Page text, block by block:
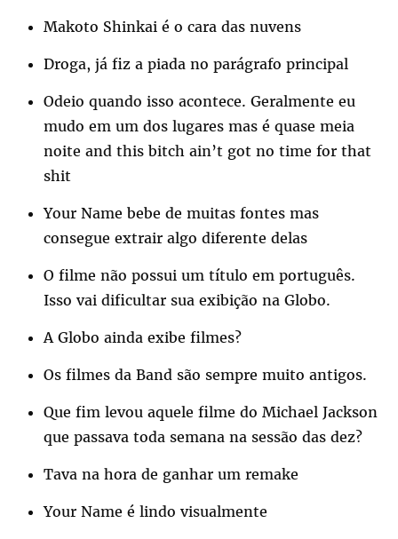
Makoto Shinkai é o cara das nuvens
Droga, já fiz a piada no parágrafo principal
Odeio quando isso acontece. Geralmente eu
mudo em um dos lugares mas é quase meia
noite and this bitch ain’t got no time for that
shit
Your Name bebe de muitas fontes mas
consegue extrair algo diferente delas
O filme não possui um título em português.
Isso vai dificultar sua exibição na Globo.
A Globo ainda exibe filmes?
Os filmes da Band são sempre muito antigos.
Que fim levou aquele filme do Michael Jackson
que passava toda semana na sessão das dez?
Tava na hora de ganhar um remake
Your Name é lindo visualmente